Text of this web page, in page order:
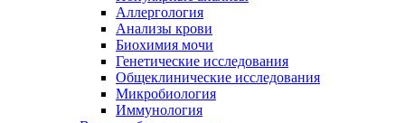
Аллергология
Анализы крови
Биохимия мочи
Генетические исследования
Общеклинические исследования
Микробиология
Иммунология